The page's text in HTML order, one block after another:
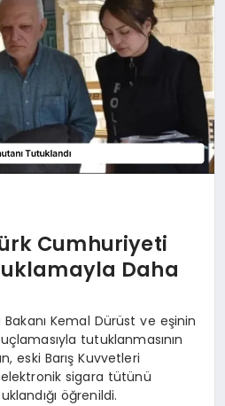
Cumhuriyeti
Daha
Bakanı Kemal Dürüst ve eşinin
tutuklanmasının
eski Barış Kuvvetleri
elektronik sigara tütünü
öğrenildi.